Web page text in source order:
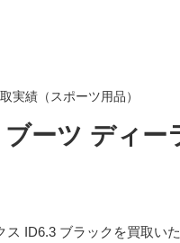
実績（スポーツ用品）
ーツ ディー
ID6.3 ブラックを買取い